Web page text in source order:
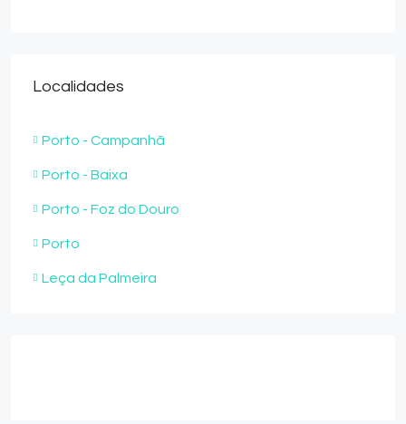
Localidades
Porto - Campanhã
Porto - Baixa
Porto - Foz do Douro
Porto
Leça da Palmeira